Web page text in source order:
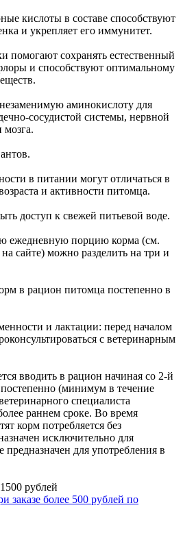
кислоты в составе способствуют
и укрепляет его иммунитет.
помогают сохранять естественный
и способствуют оптимальному
аминокислоту для
сосудистой системы, нервной
мозга.
в питании могут отличаться в
и активности питомца.
доступ к свежей питьевой воде.
ежедневную порцию корма (см.
сайте) можно разделить на три и
в рацион питомца постепенно в
и лактации: перед началом
с ветеринарным
вводить в рацион начиная со 2-й
(минимум в течение
специалиста
раннем сроке. Во время
корм потребляется без
исключительно для
для употребления в